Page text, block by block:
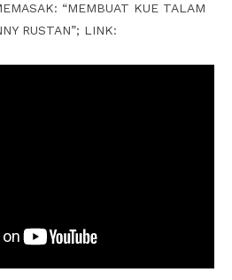
“MEMBUAT KUE TALAM
RUSTAN”; LINK: